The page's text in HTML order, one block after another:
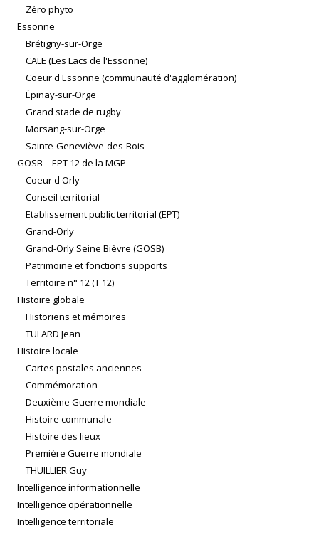
Zéro phyto
Essonne
Brétigny-sur-Orge
CALE (Les Lacs de l'Essonne)
Coeur d'Essonne (communauté d'agglomération)
Épinay-sur-Orge
Grand stade de rugby
Morsang-sur-Orge
Sainte-Geneviève-des-Bois
GOSB – EPT 12 de la MGP
Coeur d'Orly
Conseil territorial
Etablissement public territorial (EPT)
Grand-Orly
Grand-Orly Seine Bièvre (GOSB)
Patrimoine et fonctions supports
Territoire n° 12 (T 12)
Histoire globale
Historiens et mémoires
TULARD Jean
Histoire locale
Cartes postales anciennes
Commémoration
Deuxième Guerre mondiale
Histoire communale
Histoire des lieux
Première Guerre mondiale
THUILLIER Guy
Intelligence informationnelle
Intelligence opérationnelle
Intelligence territoriale